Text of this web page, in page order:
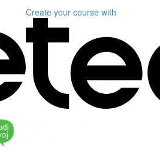
Create your course with